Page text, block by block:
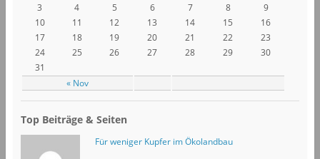
« Nov
3
4 5 6 7 8
9
10
11 12 13 14 15
16
17
18 19 20 21 22
23
24
25 26 27 28 29
30
31
Top Beiträge & Seiten
Für weniger Kupfer im Ökolandbau